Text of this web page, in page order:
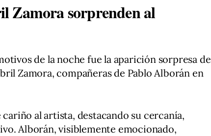
Zamora sorprenden al
de la noche fue la aparición sorpresa de
Zamora, compañeras de Pablo Alborán en
al artista, destacando su cercanía,
Alborán, visiblemente emocionado,